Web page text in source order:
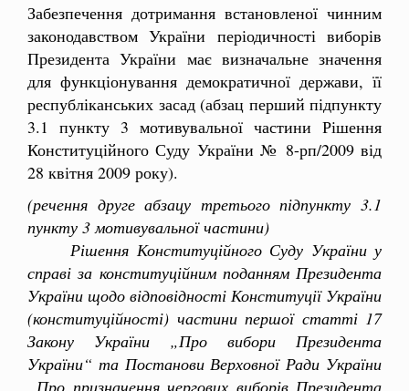
Забезпечення дотримання встановленої чинним
законодавством України періодичності виборів
Президента України має визначальне значення
для функціонування демократичної держави, її
республіканських засад (абзац перший підпункту
3.1 пункту 3 мотивувальної частини Рішення
Конституційного Суду України № 8-рп/2009 від
28 квітня 2009 року).
(речення друге абзацу третього підпункту 3.1
пункту 3 мотивувальної частини)
Рішення Конституційного Суду України у
справі за конституційним поданням Президента
України щодо відповідності Конституції України
(конституційності) частини першої статті 17
Закону України „Про вибори Президента
України“ та Постанови Верховної Ради України
„Про призначення чергових виборів Президента